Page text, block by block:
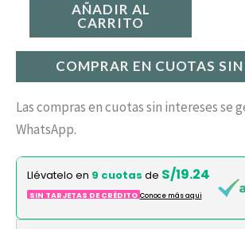
AÑADIR AL
CARRITO
COMPRAR EN CUOTAS
Las compras en cuotas sin intereses se
WhatsApp.
Llévatelo en 9 cuotas de S/19.24
SIN TARJETAS DE CRÉDITO Conoce más aqui